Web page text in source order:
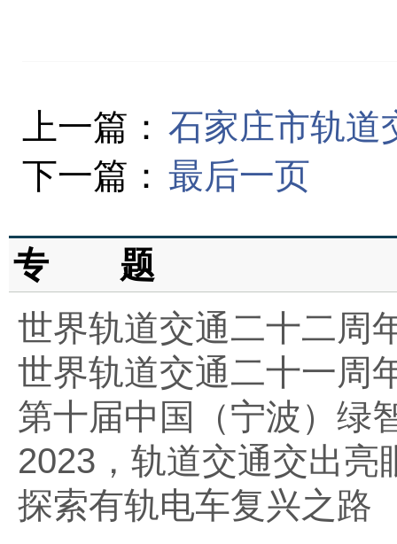
上一篇： 石家庄市轨道
下一篇： 最后一页
专 题
世界轨道交通二十二周
世界轨道交通二十一周
第十届中国（宁波）绿
2023，轨道交通交出亮
探索有轨电车复兴之路